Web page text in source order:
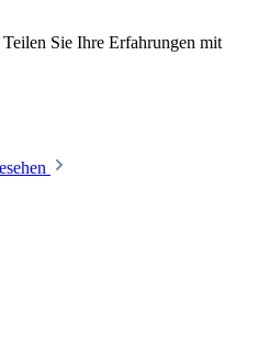
Sie Ihre Erfahrungen mit